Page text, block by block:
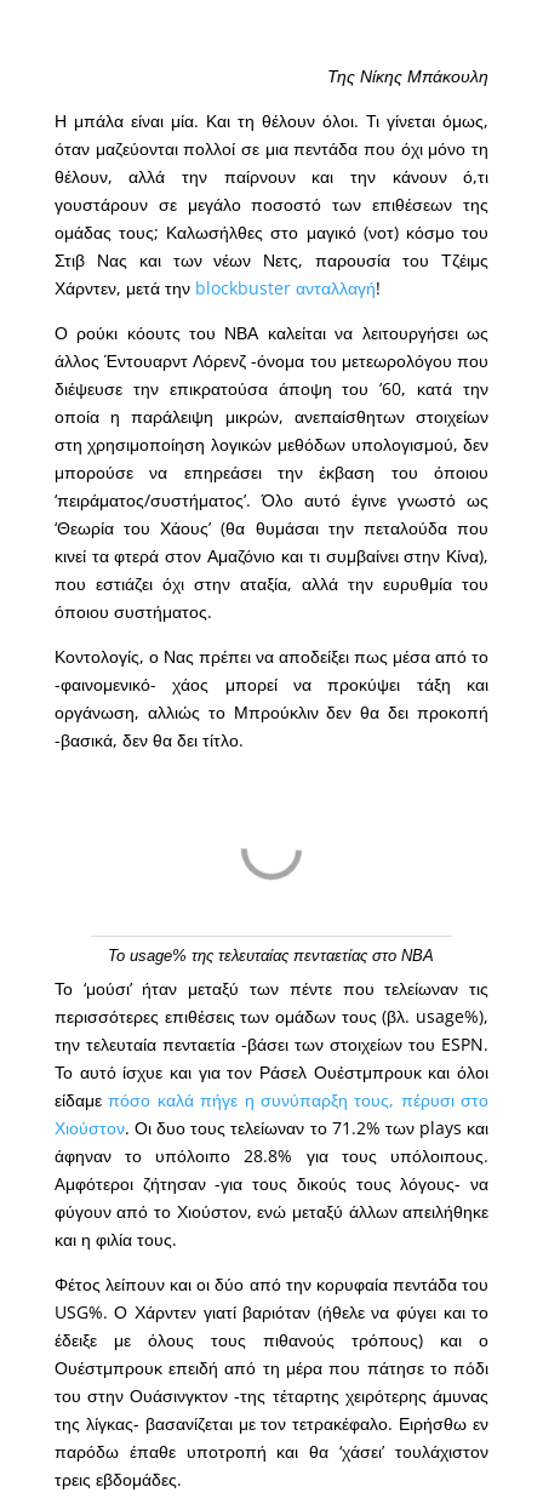
Της Νίκης Μπάκουλη
Η μπάλα είναι μία. Και τη θέλουν όλοι. Τι γίνεται όμως,
όταν μαζεύονται πολλοί σε μια πεντάδα που όχι μόνο τη
θέλουν, αλλά την παίρνουν και την κάνουν ό,τι
γουστάρουν σε μεγάλο ποσοστό των επιθέσεων της
ομάδας τους; Καλωσήλθες στο μαγικό (νοτ) κόσμο του
Στιβ Νας και των νέων Νετς, παρουσία του Τζέιμς
Χάρντεν, μετά την blockbuster ανταλλαγή!
Ο ρούκι κόουτς του ΝΒΑ καλείται να λειτουργήσει ως
άλλος Έντουαρντ Λόρενζ -όνομα του μετεωρολόγου που
διέψευσε την επικρατούσα άποψη του ’60, κατά την
οποία η παράλειψη μικρών, ανεπαίσθητων στοιχείων
στη χρησιμοποίηση λογικών μεθόδων υπολογισμού, δεν
μπορούσε να επηρεάσει την έκβαση του όποιου
‘πειράματος/συστήματος’. Όλο αυτό έγινε γνωστό ως
‘Θεωρία του Χάους’ (θα θυμάσαι την πεταλούδα που
κινεί τα φτερά στον Αμαζόνιο και τι συμβαίνει στην Κίνα),
που εστιάζει όχι στην αταξία, αλλά την ευρυθμία του
όποιου συστήματος.
Κοντολογίς, ο Νας πρέπει να αποδείξει πως μέσα από το
-φαινομενικό- χάος μπορεί να προκύψει τάξη και
οργάνωση, αλλιώς το Μπρούκλιν δεν θα δει προκοπή
-βασικά, δεν θα δει τίτλο.
To usage% της τελευταίας πενταετίας στο ΝΒΑ
Το ‘μούσι’ ήταν μεταξύ των πέντε που τελείωναν τις
περισσότερες επιθέσεις των ομάδων τους (βλ. usage%),
την τελευταία πενταετία -βάσει των στοιχείων του ESPN.
Το αυτό ίσχυε και για τον Ράσελ Ουέστμπρουκ και όλοι
είδαμε πόσο καλά πήγε η συνύπαρξη τους, πέρυσι στο
Χιούστον. Οι δυο τους τελείωναν το 71.2% των plays και
άφηναν το υπόλοιπο 28.8% για τους υπόλοιπους.
Aμφότεροι ζήτησαν -για τους δικούς τους λόγους- να
φύγουν από το Χιούστον, ενώ μεταξύ άλλων απειλήθηκε
και η φιλία τους.
Φέτος λείπουν και οι δύο από την κορυφαία πεντάδα του
USG%. Ο Χάρντεν γιατί βαριόταν (ήθελε να φύγει και το
έδειξε με όλους τους πιθανούς τρόπους) και ο
Ουέστμπρουκ επειδή από τη μέρα που πάτησε το πόδι
του στην Ουάσινγκτον -της τέταρτης χειρότερης άμυνας
της λίγκας- βασανίζεται με τον τετρακέφαλο. Ειρήσθω εν
παρόδω έπαθε υποτροπή και θα ‘χάσει’ τουλάχιστον
τρεις εβδομάδες.